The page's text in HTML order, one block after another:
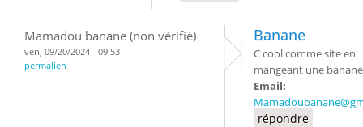
Mamadou banane (non vérifié)
ven, 09/20/2024 - 09:53
permalien
Banane
C cool comme site en
mangeant une banane
Email:
répondre